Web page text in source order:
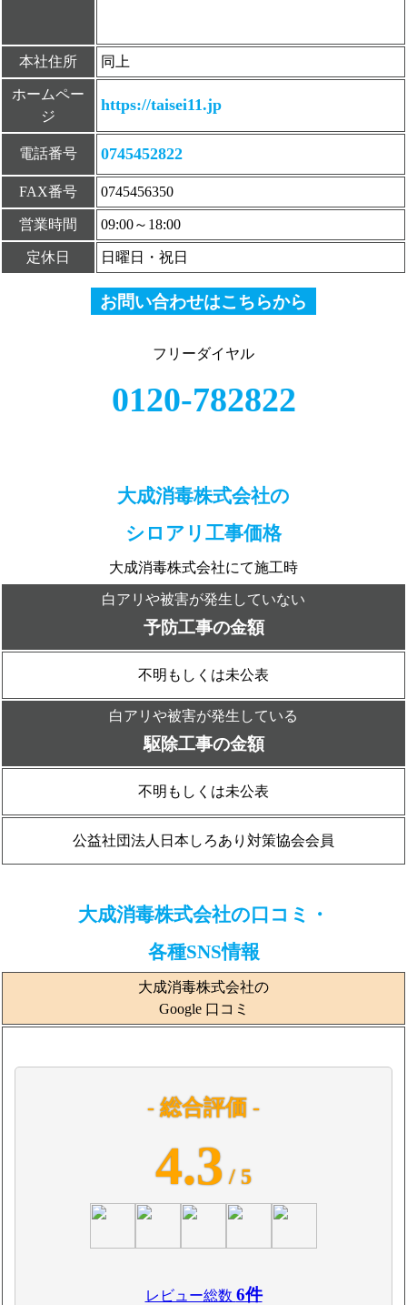
本社住所 同上
ホームペー
ジ
https://taisei11.jp
電話番号 0745452822
FAX番号 0745456350
営業時間 09:00～18:00
定休日 日曜日・祝日
お問い合わせはこちらから
フリーダイヤル
0120-782822
大成消毒株式会社の
シロアリ工事価格
大成消毒株式会社にて施工時
白アリや被害が発生していない
予防工事の金額
不明もしくは未公表
白アリや被害が発生している
駆除工事の金額
不明もしくは未公表
公益社団法人日本しろあり対策協会会員
大成消毒株式会社の口コミ・
各種SNS情報
大成消毒株式会社の
Google 口コミ
- 総合評価 -
4.3 / 5
レビュー総数 6件